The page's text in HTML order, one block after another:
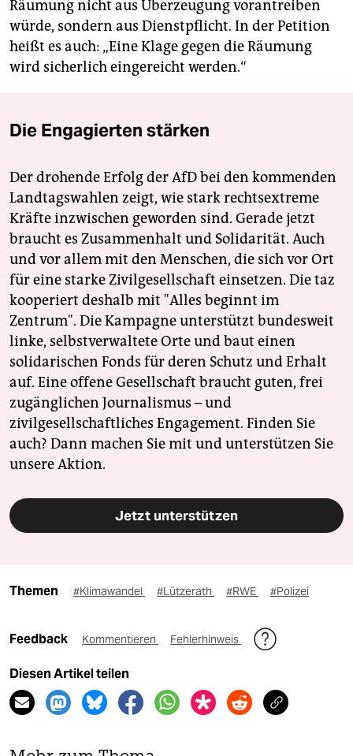
Räumung nicht aus Überzeugung vorantreiben
würde, sondern aus Dienstpflicht. In der Petition
heißt es auch: „Eine Klage gegen die Räumung
wird sicherlich eingereicht werden.“
Die Engagierten stärken
Der drohende Erfolg der AfD bei den kommenden
Landtagswahlen zeigt, wie stark rechtsextreme
Kräfte inzwischen geworden sind. Gerade jetzt
braucht es Zusammenhalt und Solidarität. Auch
und vor allem mit den Menschen, die sich vor Ort
für eine starke Zivilgesellschaft einsetzen. Die taz
kooperiert deshalb mit "Alles beginnt im
Zentrum". Die Kampagne unterstützt bundesweit
linke, selbstverwaltete Orte und baut einen
solidarischen Fonds für deren Schutz und Erhalt
auf. Eine offene Gesellschaft braucht guten, frei
zugänglichen Journalismus – und
zivilgesellschaftliches Engagement. Finden Sie
auch? Dann machen Sie mit und unterstützen Sie
unsere Aktion.
Jetzt unterstützen
Themen #Klimawandel #Lützerath #RWE #Polizei
Feedback Kommentieren Fehlerhinweis
Diesen Artikel teilen